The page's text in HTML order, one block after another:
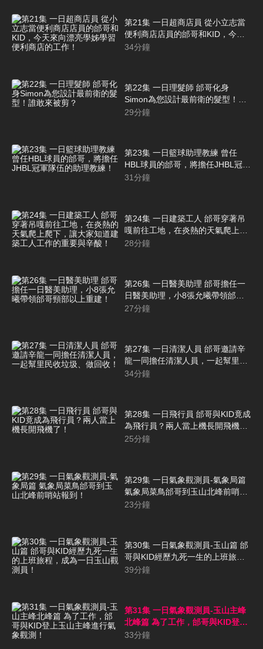
第21集 一日超商店員 從小立志當
便利商店店員的邰哥和KID，今天
來向漂亮學姊學習便利商店的工
34分鐘
第22集 一日理髮師 邰哥化身
Simon為您設計最前衛的髮型！誰
敢來被剪？
29分鐘
第23集 一日籃球助理教練 曾任
HBL球員的邰哥，將擔任JHBL冠軍
隊伍的助理教練！
31分鐘
第24集 一日建築工人 邰哥穿著吊
嘎前往工地，在炎熱的天氣爬上爬
下，讓大家知道建築工人工作的重
28分鐘
第26集 一日醫美助理 邰哥擔任一
日醫美助理，小8張允曦帶領邰哥
頸部以上重建！
27分鐘
第27集 一日清潔人員 邰哥邀請辛
龍一同擔任清潔人員，一起幫里民
收垃圾、做回收！
34分鐘
第28集 一日飛行員 邰哥與KID竟成
為飛行員？兩人當上機長開飛機
了！
25分鐘
第29集 一日氣象觀測員-氣象局篇
氣象局菜鳥邰哥到玉山北峰前哨站
報到！
23分鐘
第30集 一日氣象觀測員-玉山篇 邰
哥與KID經歷九死一生的上班旅
程，成為一日玉山觀測員！
39分鐘
第31集 一日氣象觀測員-玉山主峰
北峰篇 為了工作，邰哥與KID登上
玉山主峰進行氣象觀測！
33分鐘